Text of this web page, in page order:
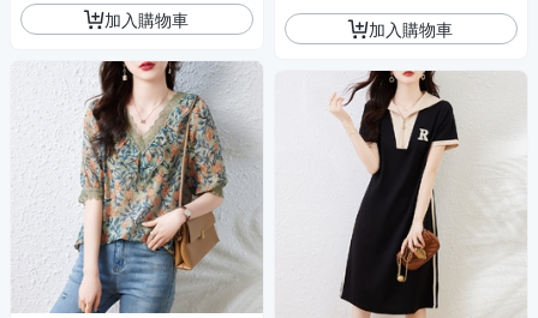
加入購物車 加入購物車